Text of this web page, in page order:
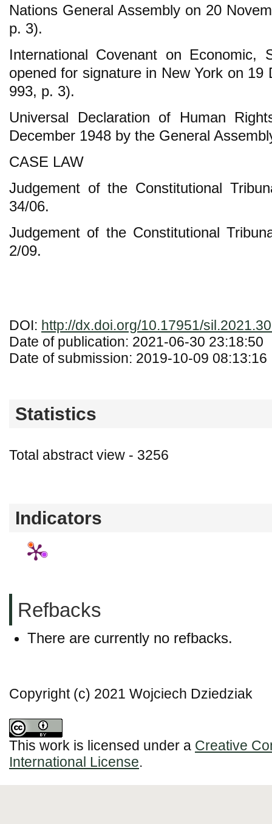
Nations General Assembly on 20
p. 3).
International Covenant on Economic,
opened for signature in New York on 19
993, p. 3).
Universal Declaration of Human
December 1948 by the General
CASE LAW
Judgement of the Constitutional
34/06.
Judgement of the Constitutional
2/09.
DOI: http://dx.doi.org/10.17951/
Date of publication: 2021-06-30 23:18:50
Date of submission: 2019-10-09 08:13:16
Statistics
Total abstract view - 3256
Indicators
Refbacks
There are currently no refbacks.
Copyright (c) 2021 Wojciech Dziedziak
This work is licensed under a Creative
International License.